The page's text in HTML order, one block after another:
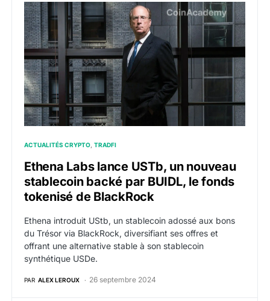
Ethena Labs lance USTb, un nouveau stablecoin
ACTUALITÉS CRYPTO TRADFI
Ethena Labs lance USTb, un nouveau
stablecoin backé par BUIDL, le fonds
tokenisé de BlackRock
Ethena introduit UStb, un stablecoin adossé aux bons
du Trésor via BlackRock, diversifiant ses offres et
offrant une alternative stable à son stablecoin
synthétique USDe.
PAR ALEX LEROUX 26 septembre 2024